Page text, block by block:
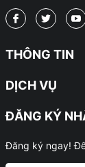
THÔNG TIN
DỊCH VỤ
ĐĂNG KÝ
Đăng ký ngay!